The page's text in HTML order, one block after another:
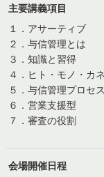
主要講義項目
１．アサーティブ
２．与信管理とは
３．知識と習得
４．ヒト・モノ・カ
５．与信管理プロセ
６．営業支援型
７．審査の役割
会場開催日程